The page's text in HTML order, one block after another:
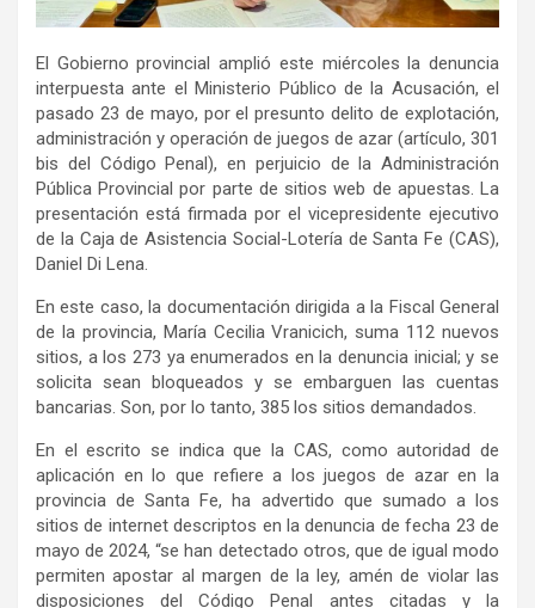
El Gobierno provincial amplió este miércoles la denuncia
interpuesta ante el Ministerio Público de la Acusación, el
pasado 23 de mayo, por el presunto delito de explotación,
administración y operación de juegos de azar (artículo, 301
bis del Código Penal), en perjuicio de la Administración
Pública Provincial por parte de sitios web de apuestas. La
presentación está firmada por el vicepresidente ejecutivo
de la Caja de Asistencia Social-Lotería de Santa Fe (CAS),
Daniel Di Lena.
En este caso, la documentación dirigida a la Fiscal General
de la provincia, María Cecilia Vranicich, suma 112 nuevos
sitios, a los 273 ya enumerados en la denuncia inicial; y se
solicita sean bloqueados y se embarguen las cuentas
bancarias. Son, por lo tanto, 385 los sitios demandados.
En el escrito se indica que la CAS, como autoridad de
aplicación en lo que refiere a los juegos de azar en la
provincia de Santa Fe, ha advertido que sumado a los
sitios de internet descriptos en la denuncia de fecha 23 de
mayo de 2024, “se han detectado otros, que de igual modo
permiten apostar al margen de la ley, amén de violar las
disposiciones del Código Penal antes citadas y la